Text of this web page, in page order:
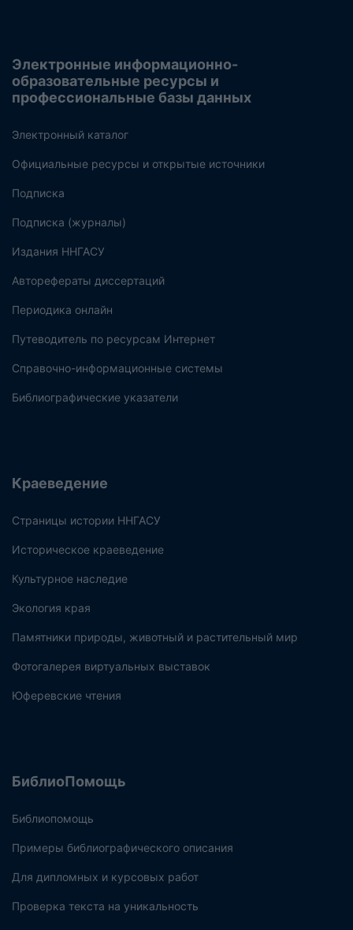
Электронные информационно-
образовательные ресурсы и
профессиональные базы данных
Электронный каталог
Официальные ресурсы и открытые источники
Подписка
Подписка (журналы)
Издания ННГАСУ
Авторефераты диссертаций
Периодика онлайн
Путеводитель по ресурсам Интернет
Справочно-информационные системы
Библиографические указатели
Краеведение
Страницы истории ННГАСУ
Историческое краеведение
Культурное наследие
Экология края
Памятники природы, животный и растительный мир
Фотогалерея виртуальных выставок
Юферевские чтения
БиблиоПомощь
Библиопомощь
Примеры библиографического описания
Для дипломных и курсовых работ
Проверка текста на уникальность